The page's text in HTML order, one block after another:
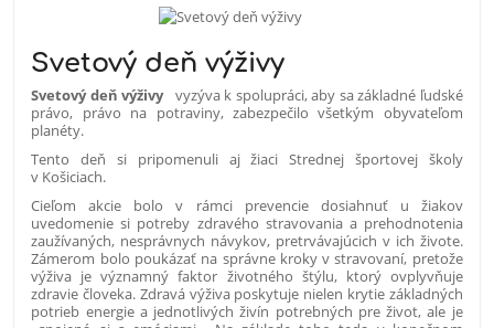
Svetový deň výživy
Svetový deň výživyvyzýva k spolupráci, aby sa základné ľudské
právo, právo na potraviny, zabezpečilo všetkým obyvateľom
planéty.
Tento deň si pripomenuli aj žiaci Strednej športovej školy
v Košiciach.
Cieľom akcie bolo v rámci prevencie dosiahnuť u žiakov
uvedomenie si potreby zdravého stravovania a prehodnotenia
zaužívaných, nesprávnych návykov, pretrvávajúcich v ich živote.
Zámerom bolo poukázať na správne kroky v stravovaní, pretože
výživa je významný faktor životného štýlu, ktorý ovplyvňuje
zdravie človeka. Zdravá výživa poskytuje nielen krytie základných
potrieb energie a jednotlivých živín potrebných pre život, ale je